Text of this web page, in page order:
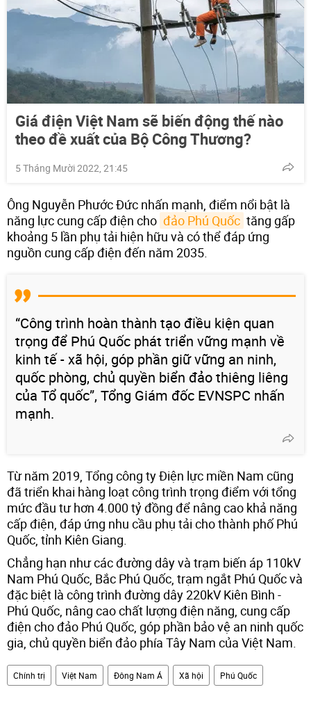
Giá điện Việt Nam sẽ biến động thế nào
theo đề xuất của Bộ Công Thương?
5 Tháng Mười 2022, 21:45
Ông Nguyễn Phước Đức nhấn mạnh, điểm nổi bật là
năng lực cung cấp điện cho đảo Phú Quốc tăng gấp
khoảng 5 lần phụ tải hiện hữu và có thể đáp ứng
nguồn cung cấp điện đến năm 2035.
“Công trình hoàn thành tạo điều kiện quan
trọng để Phú Quốc phát triển vững mạnh về
kinh tế - xã hội, góp phần giữ vững an ninh,
quốc phòng, chủ quyền biển đảo thiêng liêng
của Tổ quốc”, Tổng Giám đốc EVNSPC nhấn
mạnh.
Từ năm 2019, Tổng công ty Điện lực miền Nam cũng
đã triển khai hàng loạt công trình trọng điểm với tổng
mức đầu tư hơn 4.000 tỷ đồng để nâng cao khả năng
cấp điện, đáp ứng nhu cầu phụ tải cho thành phố Phú
Quốc, tỉnh Kiên Giang.
Chẳng hạn như các đường dây và trạm biến áp 110kV
Nam Phú Quốc, Bắc Phú Quốc, trạm ngắt Phú Quốc và
đặc biệt là công trình đường dây 220kV Kiên Bình -
Phú Quốc, nâng cao chất lượng điện năng, cung cấp
điện cho đảo Phú Quốc, góp phần bảo vệ an ninh quốc
gia, chủ quyền biển đảo phía Tây Nam của Việt Nam.
Chính trị Việt Nam Đông Nam Á Xã hội Phú Quốc